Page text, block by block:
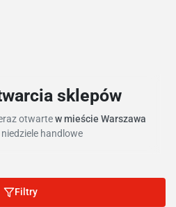
sklepów
otwartew mieście Warszawa
handlowe
Filtry